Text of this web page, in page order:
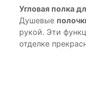
Угловая полка
Душевые
рукой. Эти
отделке